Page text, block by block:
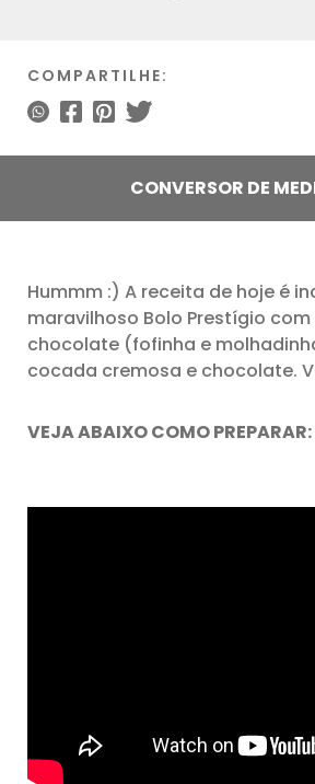
COMPARTILHE:
CONVERSOR DE
Hummm :) A receita de hoje é
maravilhoso Bolo Prestígio
chocolate (fofinha e
cocada cremosa e chocolate.
VEJA ABAIXO COMO PREPARAR: